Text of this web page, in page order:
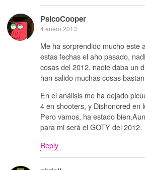
PsicoCooper
4 enero 2013
Me ha sorprendido mucho este
estas fechas el año pasado,
cosas del 2012, nadie daba un
han salido muchas cosas
En el análisis me ha dejado
4 en shooters, y Dishonored en
Pero vamos, ha estado
para mi será el GOTY del 2012.
Reply